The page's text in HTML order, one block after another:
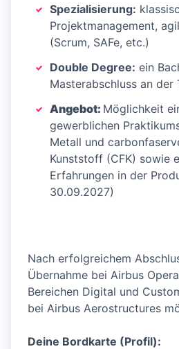
Spezialisierung:
Projektmanagement,
(Scrum, SAFe, etc.)
Double Degree: ein
Masterabschluss an der
Angebot: Möglichkeit
gewerblichen
Metall und
Kunststoff (CFK) sowie
Erfahrungen in der
30.09.2027)
Nach erfolgreichem
Übernahme bei Airbus
Bereichen Digital und
bei Airbus Aerostructures
Deine Bordkarte (Profil):